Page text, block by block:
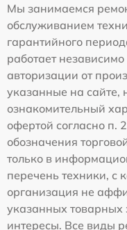
Мы занимаемся
обслуживанием
гарантийного
работает
авторизации от
указанные на сайте,
ознакомительный
офертой согласно п.
обозначения
только в
перечень техники, с
организация не
указанных товарных
интересы. Все виды